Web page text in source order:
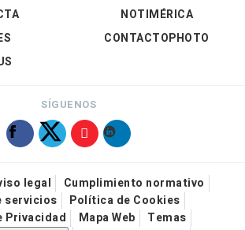
NOTIMÉRICA
CONTACTOPHOTO
SÍGUENOS
legal
Cumplimiento normativo
servicios
Política de Cookies
Privacidad
Mapa Web
Temas